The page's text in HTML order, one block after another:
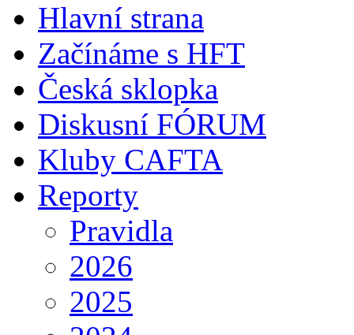
Hlavní strana
Začínáme s HFT
Česká sklopka
Diskusní FÓRUM
Kluby CAFTA
Reporty
Pravidla
2026
2025